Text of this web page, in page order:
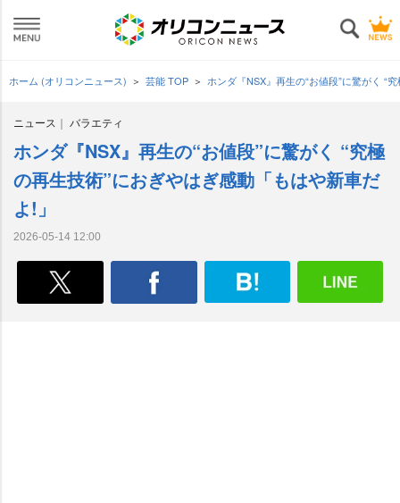
ホーム (オリコンニュース) 芸能 TOP ホンダ『NSX』再生の“お値段”に驚がく “
ニュース バラエティ
ホンダ『NSX』再生の“お値段”に驚がく “究極
の再生技術”におぎやはぎ感動「もはや新車だ
よ!」
2026-05-14 12:00